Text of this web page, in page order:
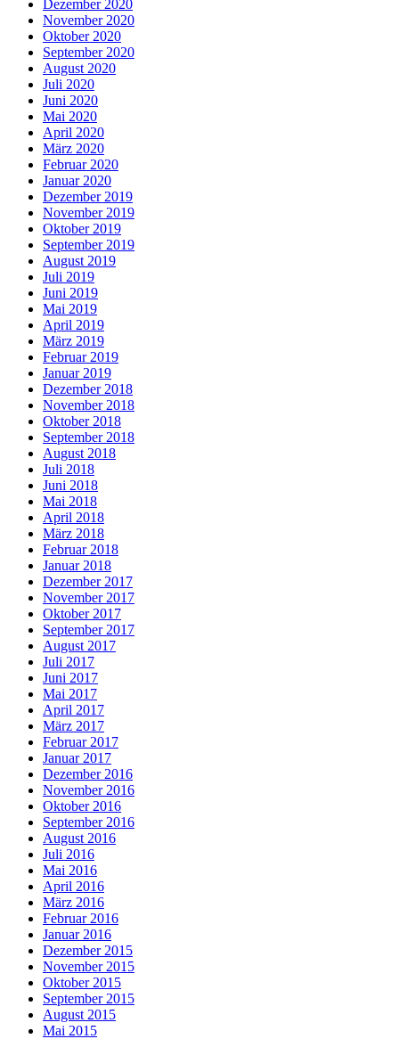
Dezember 2020
November 2020
Oktober 2020
September 2020
August 2020
Juli 2020
Juni 2020
Mai 2020
April 2020
März 2020
Februar 2020
Januar 2020
Dezember 2019
November 2019
Oktober 2019
September 2019
August 2019
Juli 2019
Juni 2019
Mai 2019
April 2019
März 2019
Februar 2019
Januar 2019
Dezember 2018
November 2018
Oktober 2018
September 2018
August 2018
Juli 2018
Juni 2018
Mai 2018
April 2018
März 2018
Februar 2018
Januar 2018
Dezember 2017
November 2017
Oktober 2017
September 2017
August 2017
Juli 2017
Juni 2017
Mai 2017
April 2017
März 2017
Februar 2017
Januar 2017
Dezember 2016
November 2016
Oktober 2016
September 2016
August 2016
Juli 2016
Mai 2016
April 2016
März 2016
Februar 2016
Januar 2016
Dezember 2015
November 2015
Oktober 2015
September 2015
August 2015
Mai 2015